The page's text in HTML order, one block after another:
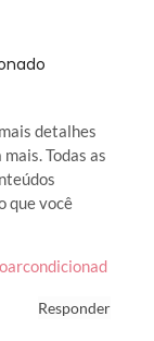
detalhes
Todas as
que você
Responder